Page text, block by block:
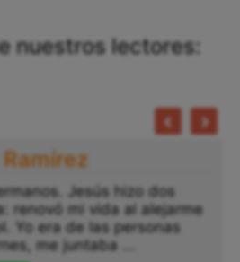
nuestros lectores:
Jesús hizo dos
renovó mi vida al alejarme
Yo era de las personas
me juntaba ...